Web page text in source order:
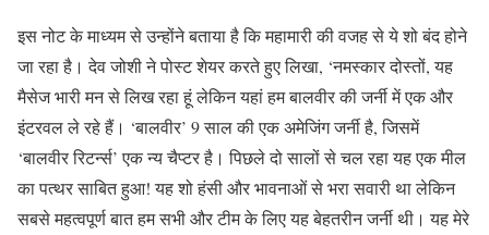
इस नोट के माध्यम से उन्होंने बताया है कि महामारी की वजह से ये शो बंद होने
जा रहा है। देव जोशी ने पोस्ट शेयर करते हुए लिखा, ‘नमस्कार दोस्तों, यह
मैसेज भारी मन से लिख रहा हूं लेकिन यहां हम बालवीर की जर्नी में एक और
इंटरवल ले रहे हैं। ‘बालवीर’ 9 साल की एक अमेजिंग जर्नी है, जिसमें
‘बालवीर रिटर्न्स’ एक न्य चैप्टर है। पिछले दो सालों से चल रहा यह एक मील
का पत्थर साबित हुआ! यह शो हंसी और भावनाओं से भरा सवारी था लेकिन
सबसे महत्वपूर्ण बात हम सभी और टीम के लिए यह बेहतरीन जर्नी थी। यह मेरे